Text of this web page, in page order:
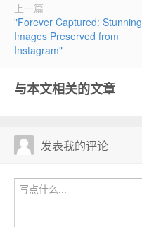
上一篇
"Forever Captured: Stunning
Images Preserved from
Instagram"
与本文相关的文章
发表我的评论